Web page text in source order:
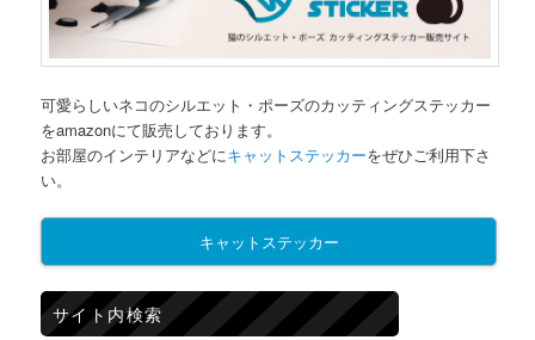
可愛らしいネコのシルエット・ポーズのカッティングステッカー
をamazonにて販売しております。
お部屋のインテリアなどにキャットステッカーをぜひご利用下さ
い。
キャットステッカー
サイト内検索